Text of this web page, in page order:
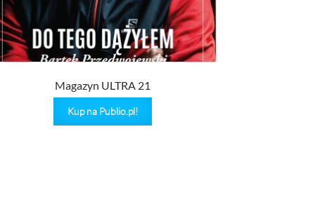
Magazyn ULTRA 21
Kup na Publio.pl!